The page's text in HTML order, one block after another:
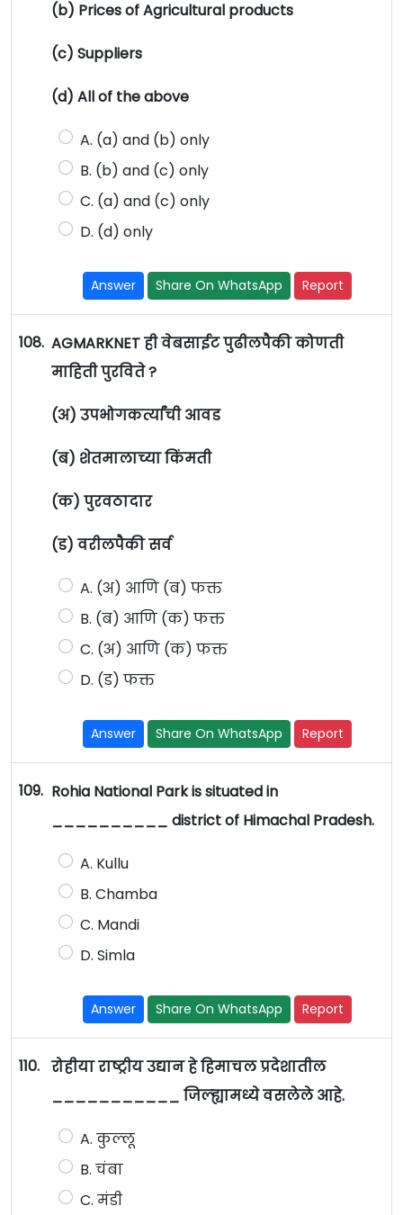
(b) Prices of Agricultural products
(c) Suppliers
(d) All of the above
A. (a) and (b) only
B. (b) and (c) only
C. (a) and (c) only
D. (d) only
Answer Share On WhatsApp Report
108. AGMARKNET ही वेबसाईट पुढीलपैकी कोणती
माहिती पुरविते ?
(अ) उपभोगकर्त्यांची आवड
(ब) शेतमालाच्या किंमती
(क) पुरवठादार
(ड) वरीलपैकी सर्व
A. (अ) आणि (ब) फक्त
B. (ब) आणि (क) फक्त
C. (अ) आणि (क) फक्त
D. (ड) फक्त
Answer Share On WhatsApp Report
109. Rohia National Park is situated in
__________ district of Himachal Pradesh.
A. Kullu
B. Chamba
C. Mandi
D. Simla
Answer Share On WhatsApp Report
110. रोहीया राष्ट्रीय उद्यान हे हिमाचल प्रदेशातील
___________ जिल्ह्यामध्ये वसलेले आहे.
A. कुल्लू
B. चंबा
C. मंडी